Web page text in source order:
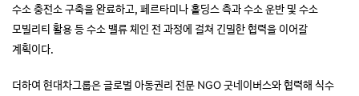
수소 충전소 구축을 완료하고, 페르타미나 홀딩스 측과 수소 운반 및 수소
모빌리티 활용 등 수소 밸류 체인 전 과정에 걸쳐 긴밀한 협력을 이어갈
계획이다.
더하여 현대차그룹은 글로벌 아동권리 전문 NGO 굿네이버스와 협력해 식수